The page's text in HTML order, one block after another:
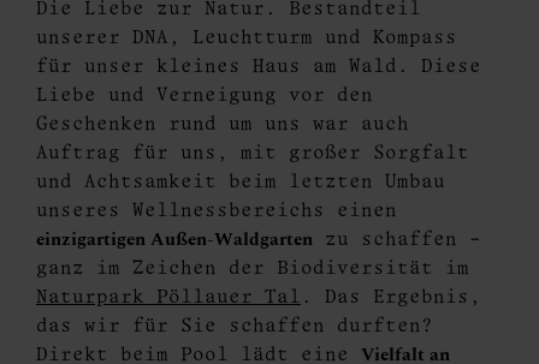
Die Liebe zur Natur. Bestandteil
unserer DNA, Leuchtturm und Kompass
für unser kleines Haus am Wald. Diese
Liebe und Verneigung vor den
Geschenken rund um uns war auch
Auftrag für uns, mit großer Sorgfalt
und Achtsamkeit beim letzten Umbau
unseres Wellnessbereichs einen
einzigartigen Außen-Waldgarten zu schaffen -
ganz im Zeichen der Biodiversität im
Naturpark Pöllauer Tal . Das Ergebnis,
das wir für Sie schaffen durften?
Direkt beim Pool lädt eine Vielfalt an